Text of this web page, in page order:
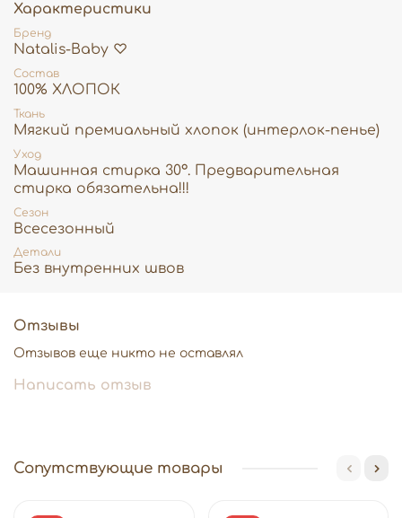
Характеристики
Бренд
Natalis-Baby ♡
Состав
100% ХЛОПОК
Ткань
Мягкий премиальный хлопок (интерлок-пенье)
Уход
Машинная стирка 30°. Предварительная
стирка обязательна!!!
Сезон
Всесезонный
Детали
Без внутренних швов
Отзывы
Отзывов еще никто не оставлял
Написать отзыв
Сопутствующие товары